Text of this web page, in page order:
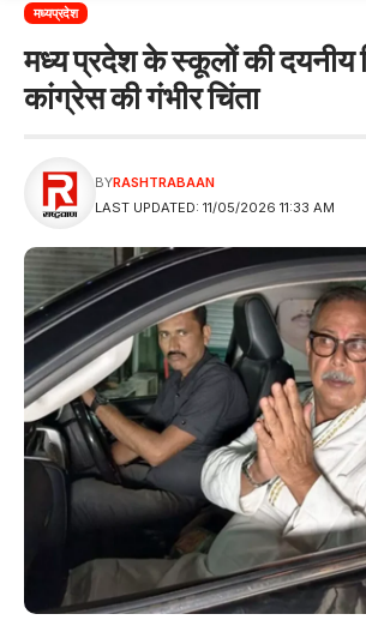
मध्यप्रदेश
मध्य प्रदेश के स्कूलों की दयनीय
कांग्रेस की गंभीर चिंता
LAST UPDATED: 11/05/2026 11:33 AM
BYRASHTRABAAN